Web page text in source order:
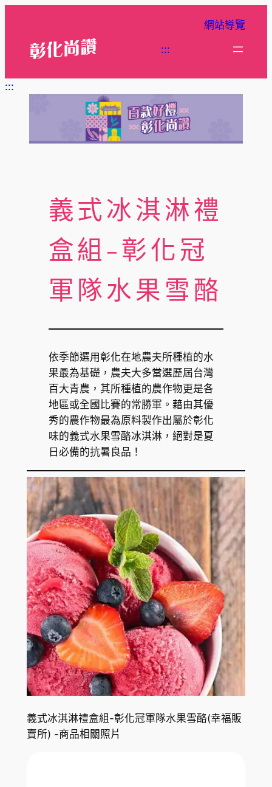
內
容
網站導覽
:::
:::
義式冰淇淋禮
盒組-彰化冠
軍隊水果雪酪
依季節選用彰化在地農夫所種植的水
果最為基礎，農夫大多當選歷屆台灣
百大青農，其所種植的農作物更是各
地區或全國比賽的常勝軍。藉由其優
秀的農作物最為原料製作出屬於彰化
味的義式水果雪酪冰淇淋，絕對是夏
日必備的抗暑良品！
義式冰淇淋禮盒組-彰化冠軍隊水果雪酪(幸福販
賣所) -商品相關照片